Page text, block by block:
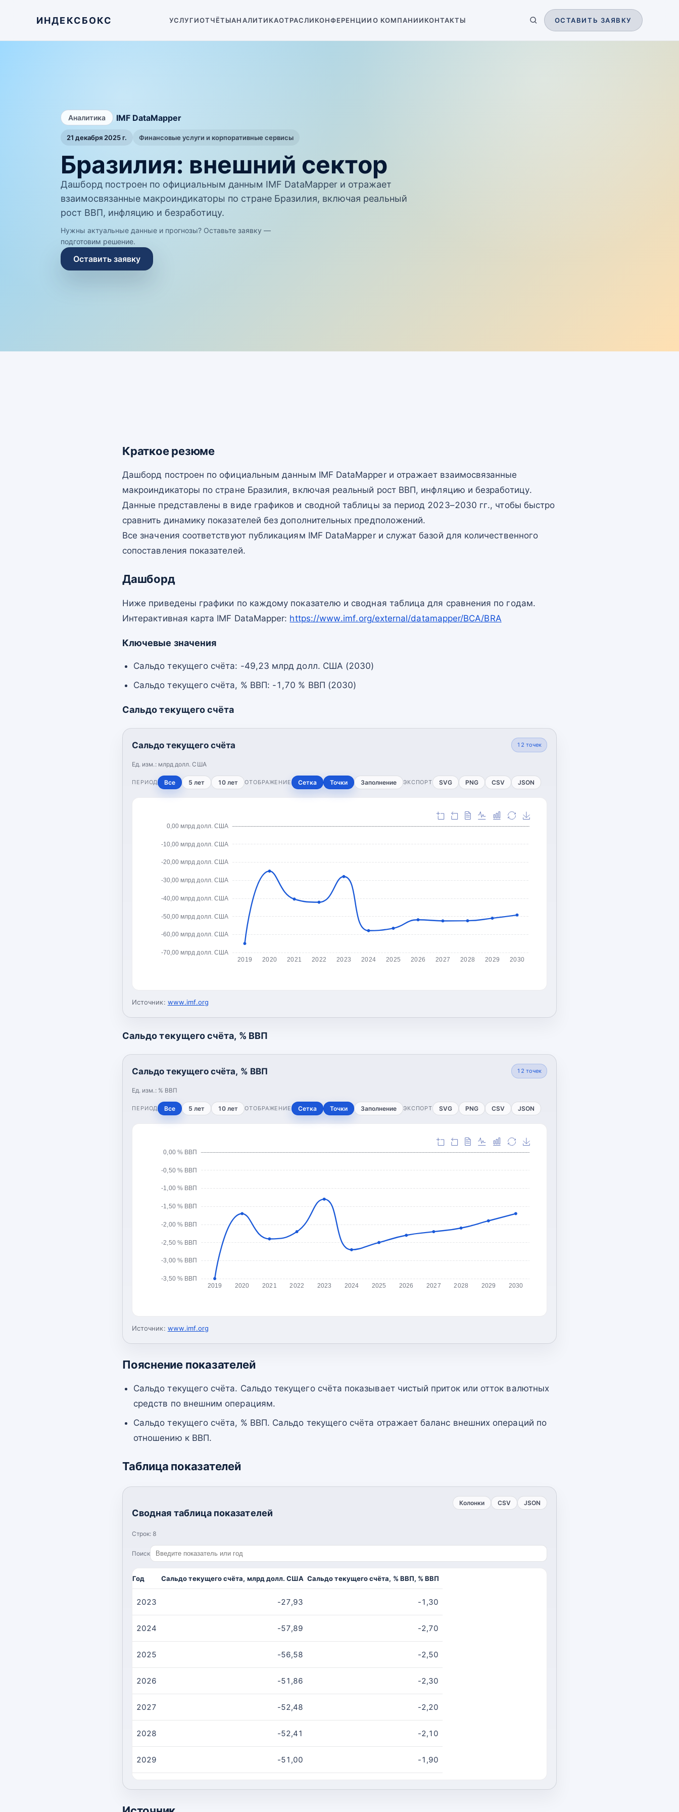
ИНДЕКСБОКС УСЛУГИОТЧЁТЫАНАЛИТИКАОТРАСЛИКОНФЕРЕНЦИИО КОМПАНИИКОНТАКТЫ ОСТАВИТЬ ЗАЯВКУ
Аналитика /IMF DataMapper
21 декабря 2025 г. Финансовые услуги и корпоративные сервисы
Бразилия: внешний сектор
Дашборд построен по официальным данным IMF DataMapper и отражает
взаимосвязанные макроиндикаторы по стране Бразилия, включая реальный
рост ВВП, инфляцию и безработицу.
Нужны актуальные данные и прогнозы? Оставьте заявку —
подготовим решение.
Оставить заявку
Краткое резюме
Дашборд построен по официальным данным IMF DataMapper и отражает взаимосвязанные
макроиндикаторы по стране Бразилия, включая реальный рост ВВП, инфляцию и безработицу.
Данные представлены в виде графиков и сводной таблицы за период 2023–2030 гг., чтобы быстро
сравнить динамику показателей без дополнительных предположений.
Все значения соответствуют публикациям IMF DataMapper и служат базой для количественного
сопоставления показателей.
Дашборд
Ниже приведены графики по каждому показателю и сводная таблица для сравнения по годам.
Интерактивная карта IMF DataMapper: https://www.imf.org/external/datamapper/BCA/BRA
Ключевые значения
Сальдо текущего счёта: -49,23 млрд долл. США (2030)
Сальдо текущего счёта, % ВВП: -1,70 % ВВП (2030)
Сальдо текущего счёта
Сальдо текущего счёта
Ед. изм.: млрд долл. США
12 точек
ПЕРИОД Все 5 лет 10 лет ОТОБРАЖЕНИЕ Сетка Точки Заполнение ЭКСПОРТ SVG PNG CSV JSON
-70,00 млрд долл. США
-60,00 млрд долл. США
-50,00 млрд долл. США
-40,00 млрд долл. США
-30,00 млрд долл. США
-20,00 млрд долл. США
-10,00 млрд долл. США
0,00 млрд долл. США
2019 2020 2021 2022 2023 2024 2025 2026 2027 2028 2029 2030
Источник: www.imf.org
Сальдо текущего счёта, % ВВП
Сальдо текущего счёта, % ВВП
Ед. изм.: % ВВП
12 точек
ПЕРИОД Все 5 лет 10 лет ОТОБРАЖЕНИЕ Сетка Точки Заполнение ЭКСПОРТ SVG PNG CSV JSON
-3,50 % ВВП
-3,00 % ВВП
-2,50 % ВВП
-2,00 % ВВП
-1,50 % ВВП
-1,00 % ВВП
-0,50 % ВВП
0,00 % ВВП
2019 2020 2021 2022 2023 2024 2025 2026 2027 2028 2029 2030
Источник: www.imf.org
Пояснение показателей
Сальдо текущего счёта. Сальдо текущего счёта показывает чистый приток или отток валютных
средств по внешним операциям.
Сальдо текущего счёта, % ВВП. Сальдо текущего счёта отражает баланс внешних операций по
отношению к ВВП.
Таблица показателей
Сводная таблица показателей
Строк: 8
Колонки CSV JSON
Поиск
Год Сальдо текущего счёта, млрд долл. США Сальдо текущего счёта, % ВВП, % ВВП
2023 -27,93 -1,30
2024 -57,89 -2,70
2025 -56,58 -2,50
2026 -51,86 -2,30
2027 -52,48 -2,20
2028 -52,41 -2,10
2029 -51,00 -1,90